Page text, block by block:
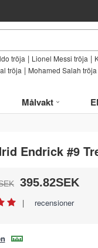
tröja | Lionel Messi tröja |
tröja | Mohamed Salah tröja
Målvakt
Endrick #9
395.82SEK
| recensioner